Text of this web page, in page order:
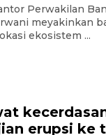
Perwakilan
meyakinkan
ekosistem ...
erupsi ke